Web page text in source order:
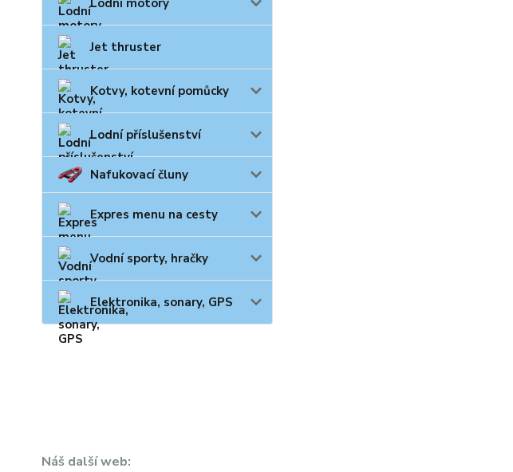
Lodní motory
Jet thruster
Kotvy, kotevní pomůcky
Lodní příslušenství
Nafukovací čluny
Expres menu na cesty
Vodní sporty, hračky
Elektronika, sonary, GPS
Náš další web: